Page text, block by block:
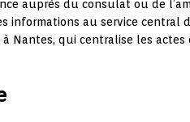
auprès du consulat ou de
informations au service central
Nantes, qui centralise les actes